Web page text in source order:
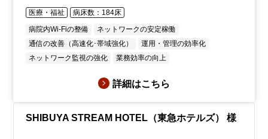
医療・福祉
病床数：184床
病院内Wi-Fiの整備
ネットワークの安定稼働
通信の改善（高速化･帯域強化）
運用・管理の効率化
ネットワーク監視の強化
業務効率の向上
詳細はこちら
SHIBUYA STREAM HOTEL（東急ホテルズ） 様